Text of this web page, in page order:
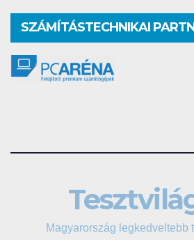
SZÁMÍTÁSTECHNIKAI
Magyarország legkedveltebb